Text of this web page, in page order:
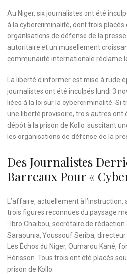
Au Niger, six journalistes ont été
à la cybercriminalité, dont trois placés
organisations de défense de la
autoritaire et un musellement
communauté internationale réclame
La liberté d’informer est mise à rude
journalistes ont été inculpés lundi 3
liées à la loi sur la cybercriminalité. Si
une liberté provisoire, trois autres ont
dépôt à la prison de Kollo, suscitant
les organisations de défense de la
Des Journalistes
Barreaux Pour «
L’affaire, actuellement à l’instruction,
trois figures reconnues du paysage
: Ibro Chaibou, secrétaire de rédaction
Saraounia, Youssouf Seriba, directeur
Les Échos du Niger, Oumarou Kané,
Hérisson. Tous trois ont été placés
prison de Kollo.